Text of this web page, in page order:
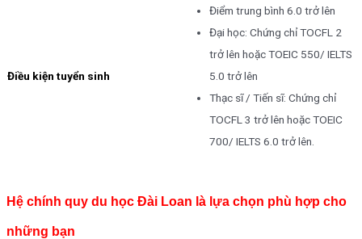
Điều kiện tuyển sinh
Điểm trung bình 6.0 trở lên
Đại học: Chứng chỉ TOCFL 2
trở lên hoặc TOEIC 550/ IELTS
5.0 trở lên
Thạc sĩ / Tiến sĩ: Chứng chỉ
TOCFL 3 trở lên hoặc TOEIC
700/ IELTS 6.0 trở lên.
Hệ chính quy du học Đài Loan là lựa chọn phù hợp cho
những bạn